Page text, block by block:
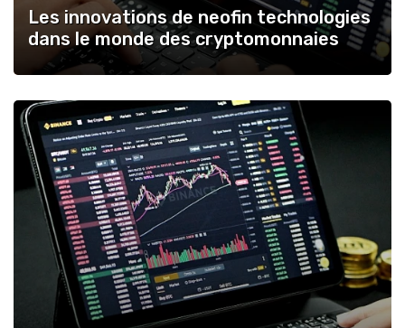
Les innovations de neofin technologies
dans le monde des cryptomonnaies